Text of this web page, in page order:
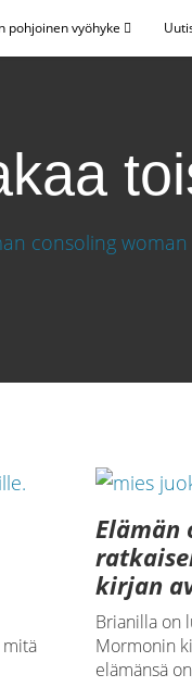
pohjoinen vyöhyke
mitä
Elämän
kirjan
Brianilla on
Mormonin
elämänsä